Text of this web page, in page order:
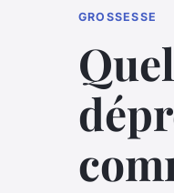
GROSSESSE